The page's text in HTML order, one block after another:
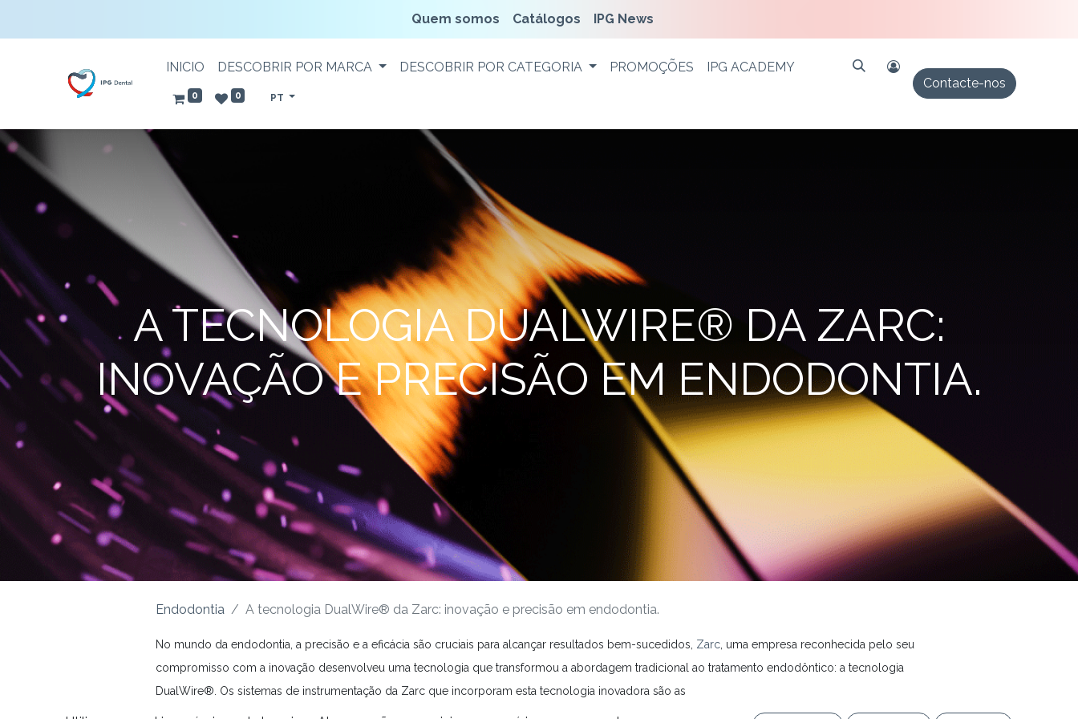
Quem somos Catálogos IPG News
INICIO DESCOBRIR POR MARCA DESCOBRIR POR CATEGORIA PROMOÇÕES IPG ACADEMY
0 0 PT
Contacte-nos
A TECNOLOGIA DUALWIRE® DA ZARC:
INOVAÇÃO E PRECISÃO EM ENDODONTIA.
Endodontia A tecnologia DualWire® da Zarc: inovação e precisão em endodontia.
No mundo da endodontia, a precisão e a eficácia são cruciais para alcançar resultados bem-sucedidos, Zarc , uma empresa reconhecida pelo seu
compromisso com a inovação desenvolveu uma tecnologia que transformou a abordagem tradicional ao tratamento endodôntico: a tecnologia
DualWire®. Os sistemas de instrumentação da Zarc que incorporam esta tecnologia inovadora são as
limas
BlueShaper PRO® e SlimShaper PRO® . Estas ferramentas avançadas são projetadas para fornecer um equilíbrio perfeito entre flexibilidade,